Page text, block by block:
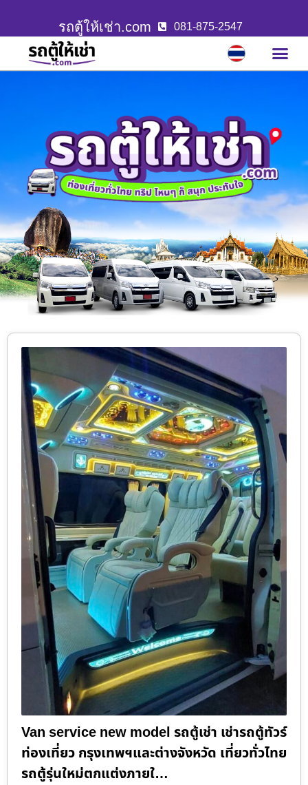
รถตู้ให้เช่า.com 081-875-2547
Van service new model รถตู้เช่า เช่ารถตู้ทัวร์
ท่องเที่ยว กรุงเทพฯและต่างจังหวัด เที่ยวทั่วไทย
รถตู้รุ่นใหม่ตกแต่งภายใ…